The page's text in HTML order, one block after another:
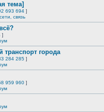
тема]
693 694 ]
связь
]
города
284 285 ]
959 960 ]